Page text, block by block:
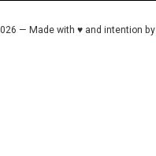
— Made with ♥ and intention by